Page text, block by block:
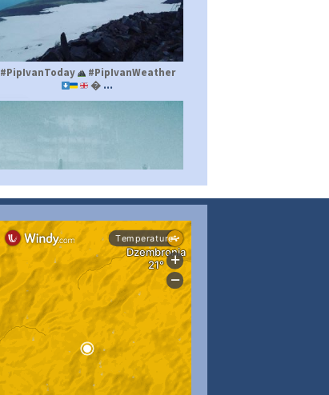
#PipIvanToday
#PipIvanWeather
 ...
#PipIvanToday
#PipIvanWeather
...
pimrec_project